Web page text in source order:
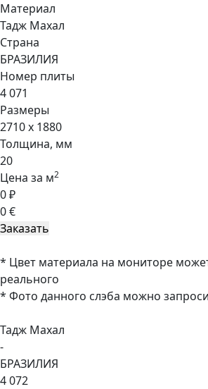
Материал
Тадж Махал
Страна
БРАЗИЛИЯ
Номер плиты
4 071
Размеры
2710 x 1880
Толщина, мм
20
Цена за м2
0 ₽
0 €
* Цвет материала на мониторе
реального
* Фото данного слэба можно
Тадж Махал
-
БРАЗИЛИЯ
4 072